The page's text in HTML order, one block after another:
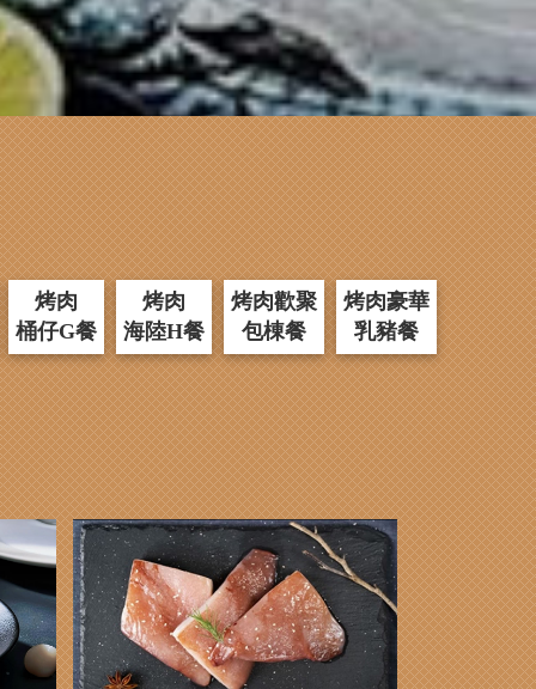
烤肉
桶仔G餐
烤肉
海陸H餐
烤肉歡聚
包棟餐
烤肉豪華
乳豬餐